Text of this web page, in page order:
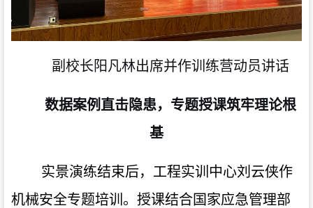
副校长阳凡林出席并作训练营动员讲话
数据案例直击隐患，专题授课筑牢理论根
基
实景演练结束后，工程实训中心刘云侠作
机械安全专题培训。授课结合国家应急管理部